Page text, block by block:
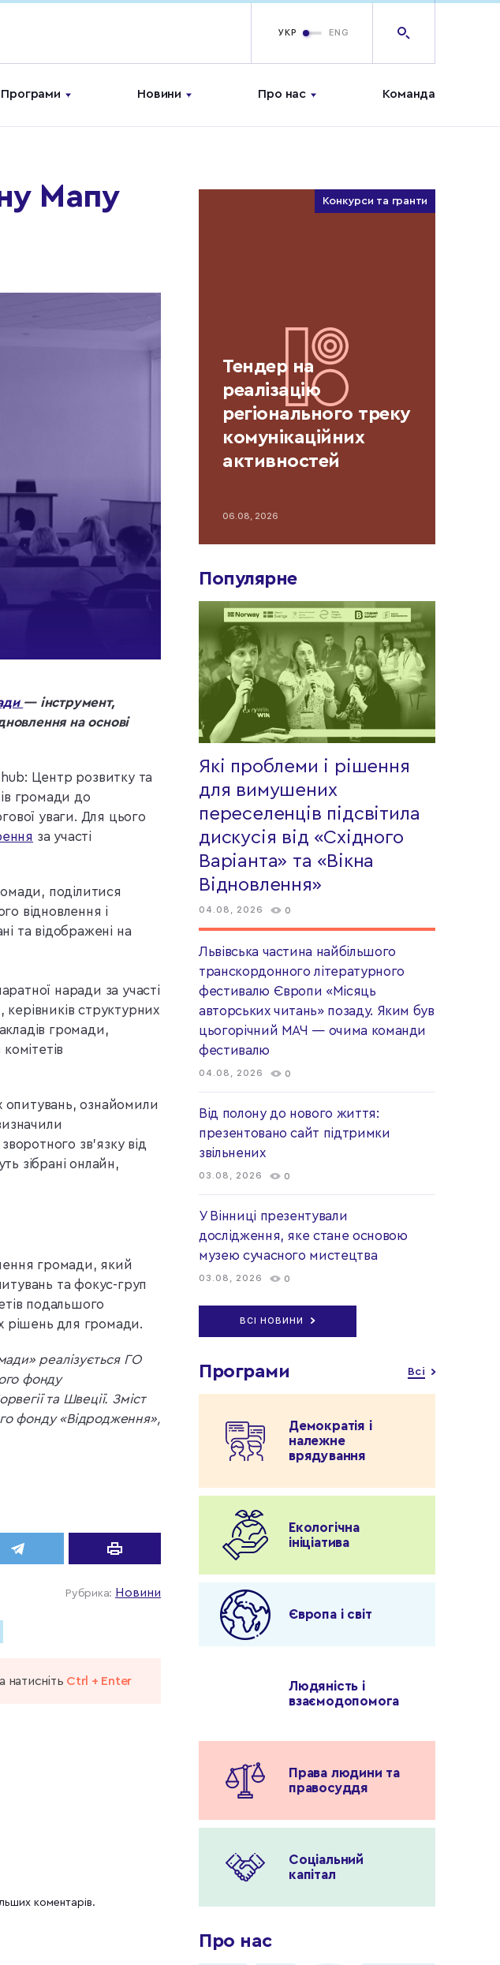
УКР ENG
Програми Новини Про нас Команда
Мапу
— інструмент,
на основі
Центр розвитку та
громади до
уваги. Для цього
за участі
поділитися
відновлення і
та відображені на
наради за участі
структурних
громади,
опитувань, ознайомили
зв’язку від
зібрані онлайн,
громади, який
та фокус-груп
подальшого
рішень для громади.
реалізується ГО
фонду
та Швеції. Зміст
фонду «Відродження»,
Рубрика: Новини
натисніть Ctrl + Enter
коментарів.
Конкурси та гранти
Тендер на
реалізацію
регіонального треку
комунікаційних
активностей
06.08, 2026
Популярне
Які проблеми і рішення
для вимушених
переселенців підсвітила
дискусія від «Східного
Варіанта» та «Вікна
Відновлення»
04.08, 2026 0
Львівська частина найбільшого
транскордонного літературного
фестивалю Європи «Місяць
авторських читань» позаду. Яким був
цьогорічний МАЧ — очима команди
фестивалю
04.08, 2026 0
Від полону до нового життя:
презентовано сайт підтримки
звільнених
03.08, 2026 0
У Вінниці презентували
дослідження, яке стане основою
музею сучасного мистецтва
03.08, 2026 0
ВСІ НОВИНИ
Програми Всі
Демократія і
належне
врядування
Екологічна
ініціатива
Європа і світ
Людяність і
взаємодопомога
Права людини та
правосуддя
Соціальний
капітал
Про нас